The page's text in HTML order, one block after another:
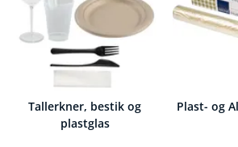
Tallerkner, bestik og
plastglas
Plast- og